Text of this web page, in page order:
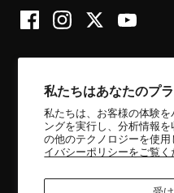
私たちはあなたのプ
私たちは、お客様の体験
ングを実行し、分析情報
の他のテクノロジーを使
イバシーポリシーをご覧く
FacebookInstagramTwitterYouTube
国外からの購入は一律送料無料